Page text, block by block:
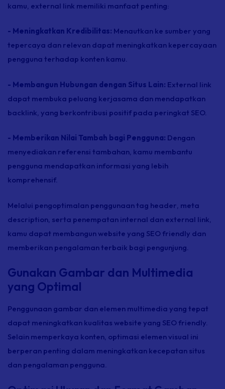
kamu, external link memiliki manfaat penting:
- Meningkatkan Kredibilitas: Menautkan ke sumber yang
tepercaya dan relevan dapat meningkatkan kepercayaan
pengguna terhadap konten kamu.
- Membangun Hubungan dengan Situs Lain: External link
dapat membuka peluang kerjasama dan mendapatkan
backlink, yang berkontribusi positif pada peringkat SEO.
- Memberikan Nilai Tambah bagi Pengguna: Dengan
menyediakan referensi tambahan, kamu membantu
pengguna mendapatkan informasi yang lebih
komprehensif.
Melalui pengoptimalan penggunaantag header meta
description , serta penempatan internal dan external link
kamu dapat membangunwebsite yang SEOfriendly dan
memberikan pengalaman terbaik bagi pengunjung.
Gunakan Gambar dan Multimedia
yang Optimal
Penggunaan gambar dan elemen multimedia yang tepat
dapat meningkatkan kualitas website yang SEOfriendly.
Selain memperkaya konten, optimasi elemen visual ini
berperan penting dalam meningkatkan kecepatan situs
dan pengalaman pengguna.